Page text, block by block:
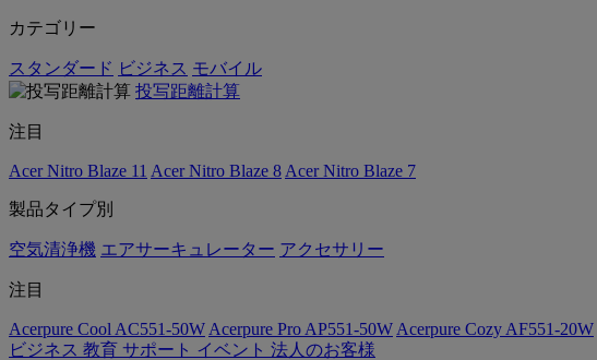
カテゴリー
スタンダード ビジネス モバイル
投写距離計算
注目
Acer Nitro Blaze 11 Acer Nitro Blaze 8 Acer Nitro Blaze 7
製品タイプ別
空気清浄機 エアサーキュレーター アクセサリー
注目
Acerpure Cool AC551-50W Acerpure Pro AP551-50W Acerpure Cozy AF551-20W
ビジネス 教育 サポート イベント 法人のお客様